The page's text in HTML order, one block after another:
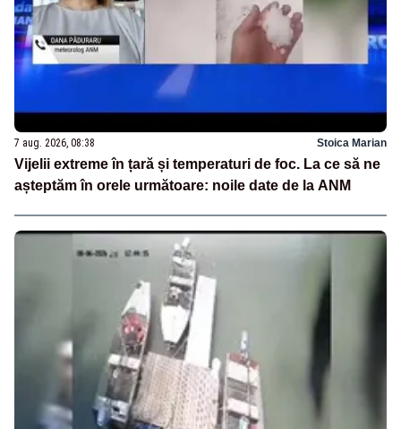
7 aug. 2026, 08:38 Stoica Marian
Vijelii extreme în țară și temperaturi de foc. La ce să ne
așteptăm în orele următoare: noile date de la ANM